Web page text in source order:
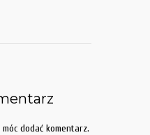
móc dodać komentarz.